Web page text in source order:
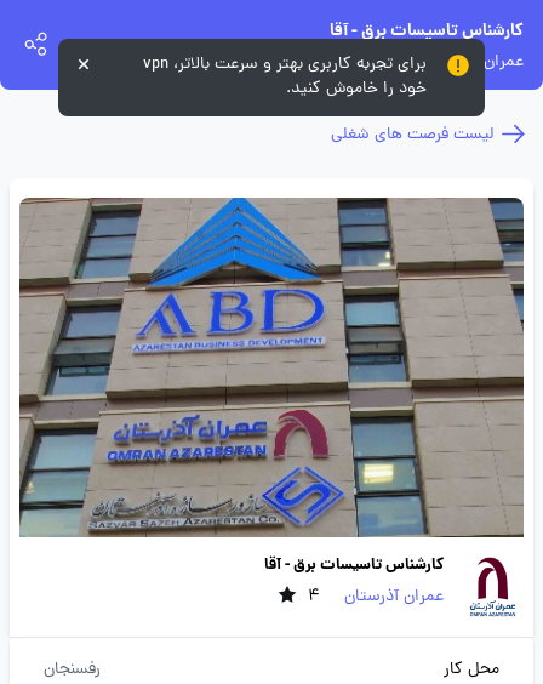
کارشناس تاسیسات برق - آقا
عمران آذرستان
لیست فرصت های شغلی
کارشناس تاسیسات برق - آقا
عمران آذرستان
4
محل کار
رفسنجان
برای تجربه کاربری بهتر و سرعت بالاتر، vpn
خود را خاموش کنید.